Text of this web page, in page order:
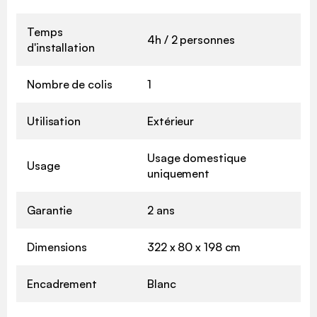
Temps
d'installation
4h / 2 personnes
Nombre de colis 1
Utilisation Extérieur
Usage
Usage domestique
uniquement
Garantie 2 ans
Dimensions 322 x 80 x 198 cm
Encadrement Blanc